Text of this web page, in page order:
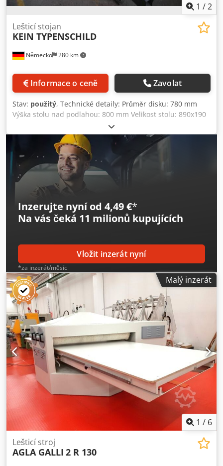
1 /2
Německo 280 km
Lešticí stojan
KEIN TYPENSCHILD
Informace o ceně Zavolat
Stav: použitý, Technické detaily: Průměr disku: 780 mm
Výška stolu nad podlahou: 800 mm Velikost stolu: 890x190
mm Brusný stůl: sklon: možnost naklonění v různých
stupních Celkový příkon: cca 2,0 kW Hmotnost stroje
přibližně: 0,2 tuny Potřeba místa cca: D:1,2xŠ:1,05xV:1,3 m
Dedpfx Aju Ng Rtjlbekr DVOUKOTOUČOVÁ BRUSKA - Stojí
na litinové nosné konstrukci těla stroje jako celek. - Oblasti
použití: Kov; dřevo; plasty - Průměr brusného kotouče: 680
mm - Materiál brusného kotouče: brusný papír - Odsávací
Inzerujte nyní od 4,49 €*
Na vás čeká 11 milionů kupujících
Vložit inzerát nyní
*za inzerát/měsíc
Malý inzerát
1 / 6
Lešticí stroj
AGLA GALLI 2 R 130